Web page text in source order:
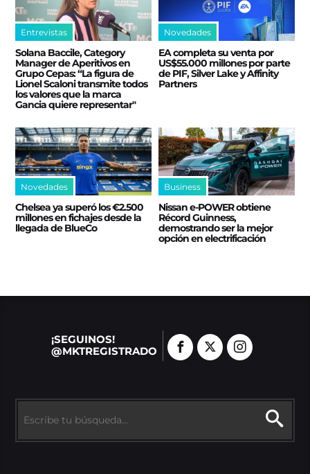
Entrevistas
Solana Baccile, Category
Manager de Aperitivos en
Grupo Cepas: “La figura de
Lionel Scaloni transmite todos
los valores que la marca
Gancia quiere representar"
Novedades
EA completa su venta por
US$55.000 millones por parte
de PIF, Silver Lake y Affinity
Partners
Novedades
Chelsea ya superó los €2.500
millones en fichajes desde la
llegada de BlueCo
Business
Nissan e‑POWER obtiene
Récord Guinness,
demostrando ser la mejor
opción en electrificación
¡SEGUINOS!
@MKTREGISTRADO